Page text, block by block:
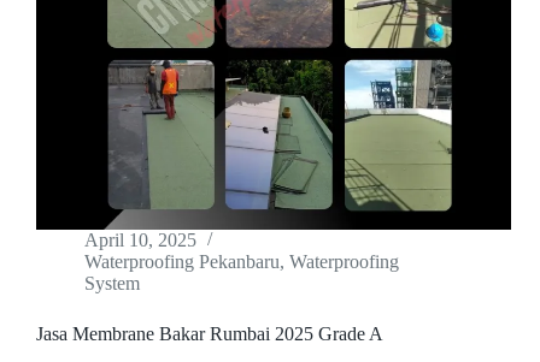
April 10, 2025
Waterproofing Pekanbaru, Waterproofing
System
Jasa Membrane Bakar Rumbai 2025 Grade A